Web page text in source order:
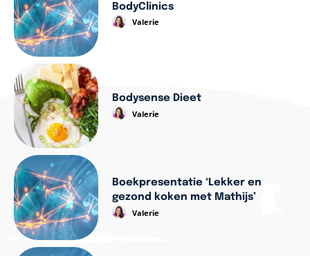
BodyClinics
Valerie
Bodysense Dieet
Valerie
Boekpresentatie ‘Lekker en
gezond koken met Mathijs’
Valerie